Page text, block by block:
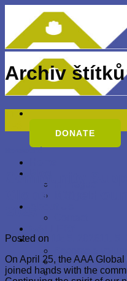
Přeskočit
obsah
DONATE
Join Us
Sponsor Us
Become a
Archiv
Community
Global Care
2025
Posted on
On April 25, the AAA
joined hands with the